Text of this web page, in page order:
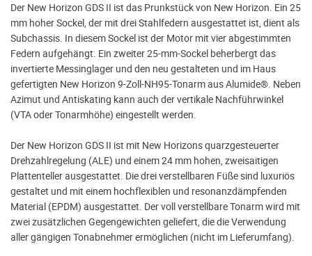
Der New Horizon GDS II ist das Prunkstück von New Horizon. Ein 25
mm hoher Sockel, der mit drei Stahlfedern ausgestattet ist, dient als
Subchassis. In diesem Sockel ist der Motor mit vier abgestimmten
Federn aufgehängt. Ein zweiter 25-mm-Sockel beherbergt das
invertierte Messinglager und den neu gestalteten und im Haus
gefertigten New Horizon 9-Zoll-NH95-Tonarm aus Alumide®. Neben
Azimut und Antiskating kann auch der vertikale Nachführwinkel
(VTA oder Tonarmhöhe) eingestellt werden.
Der New Horizon GDS II ist mit New Horizons quarzgesteuerter
Drehzahlregelung (ALE) und einem 24 mm hohen, zweisaitigen
Plattenteller ausgestattet. Die drei verstellbaren Füße sind luxuriös
gestaltet und mit einem hochflexiblen und resonanzdämpfenden
Material (EPDM) ausgestattet. Der voll verstellbare Tonarm wird mit
zwei zusätzlichen Gegengewichten geliefert, die die Verwendung
aller gängigen Tonabnehmer ermöglichen (nicht im Lieferumfang).